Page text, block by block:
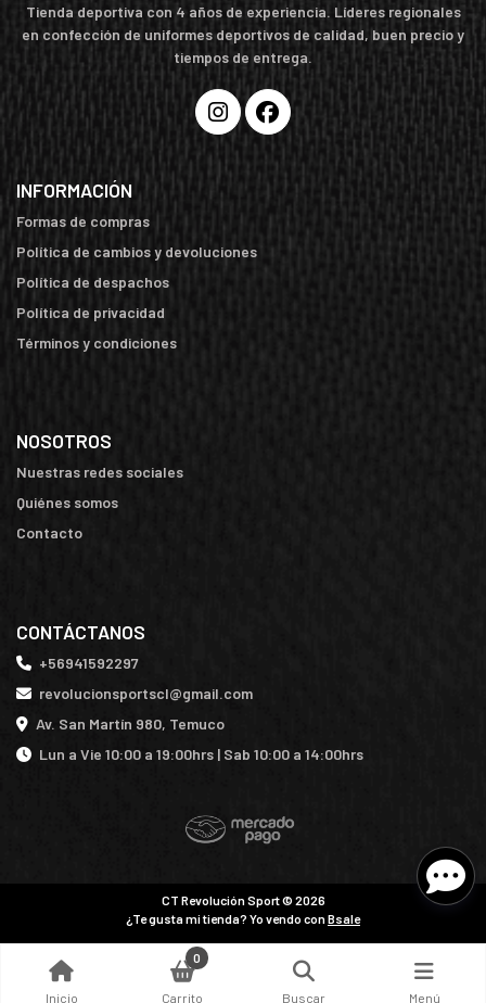
Tienda deportiva con 4 años de experiencia. Líderes regionales
en confección de uniformes deportivos de calidad, buen precio y
tiempos de entrega.
INFORMACIÓN
Formas de compras
Política de cambios y devoluciones
Política de despachos
Política de privacidad
Términos y condiciones
NOSOTROS
Nuestras redes sociales
Quiénes somos
Contacto
CONTÁCTANOS
+56941592297
revolucionsportscl@gmail.com
Av. San Martín 980, Temuco
Lun a Vie 10:00 a 19:00hrs | Sab 10:00 a 14:00hrs
CT Revolución Sport © 2026
¿Te gusta mi tienda? Yo vendo conBsale
Inicio
0
Carrito Buscar Menú